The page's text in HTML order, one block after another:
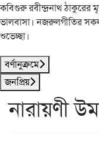
কবিগুরু রবীন্দ্রনাথ ঠাকুরের
ভালবাসা। নজরুলগীতির সকল
শুভেচ্ছা।
বর্ণানুক্রমে
জনপ্রিয়
নারায়ণী